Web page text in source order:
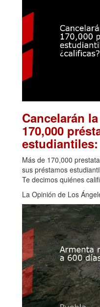
Cancelarán
170,000
Más de 170,000
sus préstamos
Te decimos quiénes
La Opinión de Los